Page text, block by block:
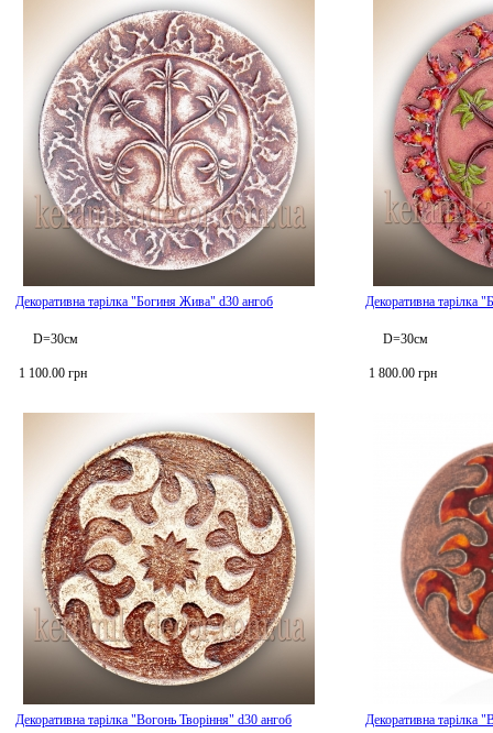
Декоративна тарілка "Богиня Жива" d30 ангоб
D=30см
1 100.00 грн
Декоративна тарілка
D=30см
1 800.00 грн
Декоративна тарілка "Вогонь Творіння" d30 ангоб Декоративна тарілка